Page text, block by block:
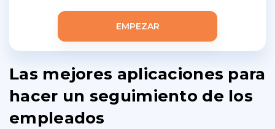
EMPEZAR
Las mejores aplicaciones para
hacer un seguimiento de los
empleados